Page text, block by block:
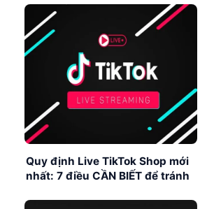
Quy định Live TikTok Shop mới
nhất: 7 điều CẦN BIẾT để tránh